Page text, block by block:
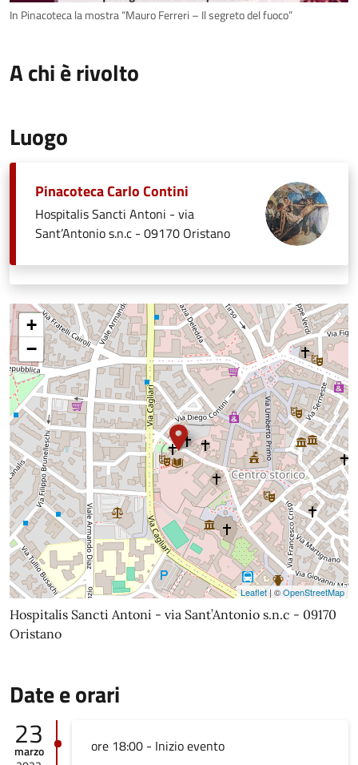
In Pinacoteca la mostra “Mauro Ferreri – Il segreto del fuoco”
A chi è rivolto
Luogo
Pinacoteca Carlo Contini
Hospitalis Sancti Antoni - via
Sant’Antonio s.n.c - 09170 Oristano
+
−
Leaflet | ©OpenStreetMap
Hospitalis Sancti Antoni - via Sant’Antonio s.n.c - 09170
Oristano
Date e orari
23
marzo
ore 18:00 - Inizio evento